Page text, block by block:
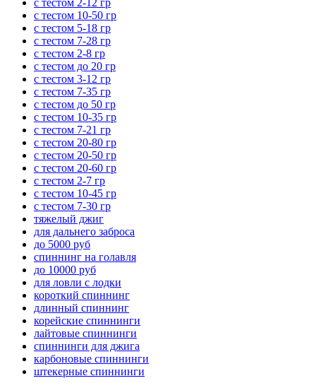
с тестом 10-50 гр
с тестом 5-18 гр
с тестом 7-28 гр
с тестом 2-8 гр
с тестом до 20 гр
с тестом 3-12 гр
с тестом 7-35 гр
с тестом до 50 гр
с тестом 10-35 гр
с тестом 7-21 гр
с тестом 20-80 гр
с тестом 20-50 гр
с тестом 20-60 гр
с тестом 2-7 гр
с тестом 10-45 гр
с тестом 7-30 гр
тяжелый джиг
для дальнего заброса
до 5000 руб
спиннинг на голавля
до 10000 руб
для ловли с лодки
короткий спиннинг
длинный спиннинг
корейские спиннинги
лайтовые спиннинги
спиннинги для джига
карбоновые спиннинги
штекерные спиннинги